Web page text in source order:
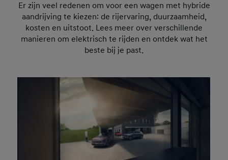
Er zijn veel redenen om voor een wagen met hybride
aandrijving te kiezen: de rijervaring, duurzaamheid,
kosten en uitstoot. Lees meer over verschillende
manieren om elektrisch te rijden en ontdek wat het
beste bij je past.